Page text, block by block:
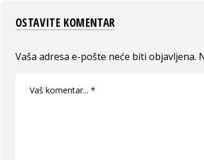
OSTAVITE KOMENTAR
Vaša adresa e-pošte neće biti objavljena.